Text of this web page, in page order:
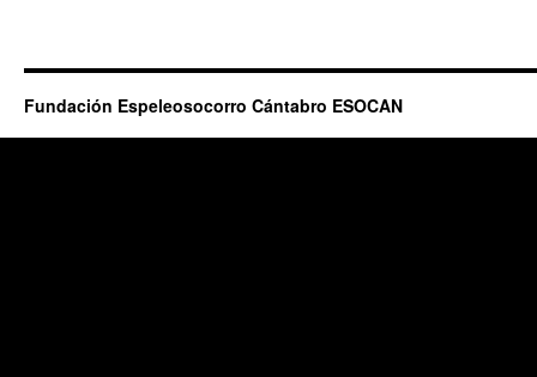
Fundación Espeleosocorro Cántabro ESOCAN